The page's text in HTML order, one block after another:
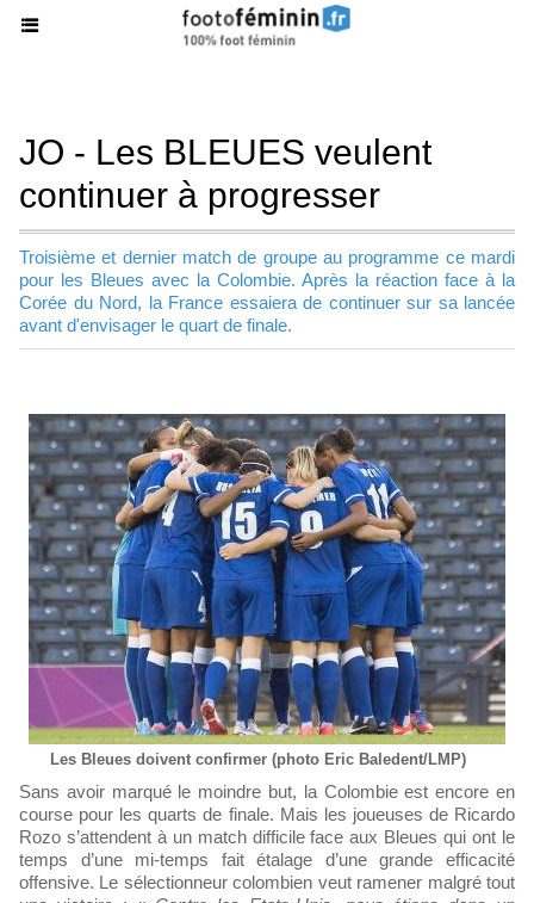
JO - Les BLEUES veulent
continuer à progresser
Troisième et dernier match de groupe au programme ce mardi
pour les Bleues avec la Colombie. Après la réaction face à la
Corée du Nord, la France essaiera de continuer sur sa lancée
avant d'envisager le quart de finale.
Les Bleues doivent confirmer (photo Eric Baledent/LMP)
Sans avoir marqué le moindre but, la Colombie est encore en
course pour les quarts de finale. Mais les joueuses de Ricardo
Rozo s’attendent à un match difficile face aux Bleues qui ont le
temps d’une mi-temps fait étalage d’une grande efficacité
offensive. Le sélectionneur colombien veut ramener malgré tout